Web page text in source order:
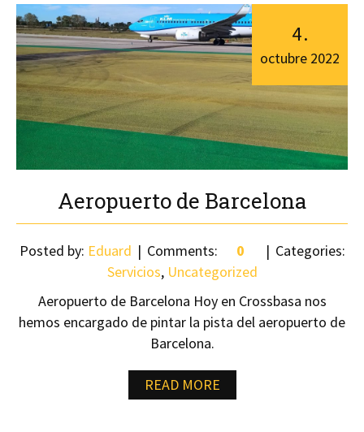
Aeropuerto de Barcelona
4.
octubre 2022
Posted by: Eduard Comments: 0
Categories:
Servicios, Uncategorized
Aeropuerto de Barcelona Hoy en Crossbasa nos
hemos encargado de pintar la pista del aeropuerto de
Barcelona.
READ MORE